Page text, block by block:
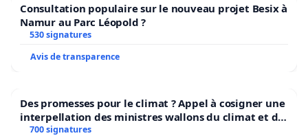
Consultation populaire sur le nouveau projet Besix à
Namur au Parc Léopold ?
530 signatures
Avis de transparence
Des promesses pour le climat ? Appel à cosigner une
interpellation des ministres wallons du climat et de
l’environnement.
700 signatures